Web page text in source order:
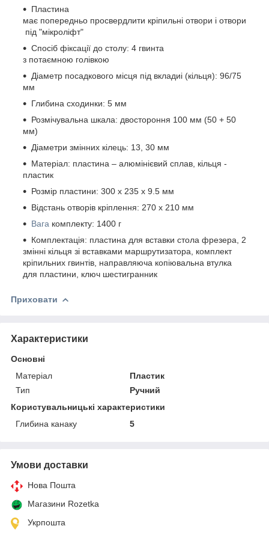
Пластина
має попередньо просвердлити кріпильні отвори і отвори
під "мікроліфт"
Спосіб фіксації до столу: 4 гвинта
з потаємною голівкою
Діаметр посадкового місця під вкладиі (кільця): 96/75
мм
Глибина сходинки: 5 мм
Розмічувальна шкала: двостороння 100 мм (50 + 50
мм)
Діаметри змінних кілець: 13, 30 мм
Матеріал: пластина – алюмінієвий сплав, кільця -
пластик
Розмір пластини: 300 х 235 х 9.5 мм
Відстань отворів кріплення: 270 х 210 мм
Вага комплекту: 1400 г
Комплектація: пластина для вставки стола фрезера, 2
змінні кільця зі вставками маршрутизатора, комплект
кріпильних гвинтів, направляюча копіювальна втулка
для пластини, ключ шестигранник
Приховати
Характеристики
Основні
Матеріал
Пластик
Тип
Ручний
Користувальницькі характеристики
Глибина канаку
5
Умови доставки
Нова Пошта
Магазини Rozetka
Укрпошта